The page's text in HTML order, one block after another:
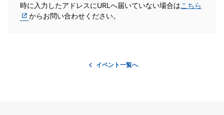
時に入力したアドレスにURLへ届いていない場合はこちら
からお問い合わせください。
イベント一覧へ